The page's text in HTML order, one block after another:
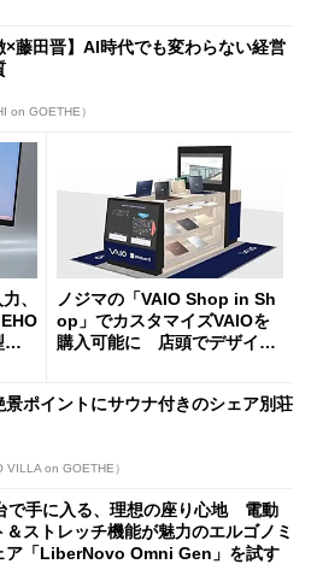
×藤田晋】AI時代でも変わらない経営
on GOETHE）
、
モ
ノジマの「VAIO Shop in Sh
op」でカスタマイズVAIOを
購入可能に 店頭でデザイン
景ポイントにサウナ付きのシェア別荘
VILLA on GOETHE）
で手に入る、理想の座り心地 電動
＆ストレッチ機能が魅力のエルゴノミ
ア「LiberNovo Omni Gen」を試す